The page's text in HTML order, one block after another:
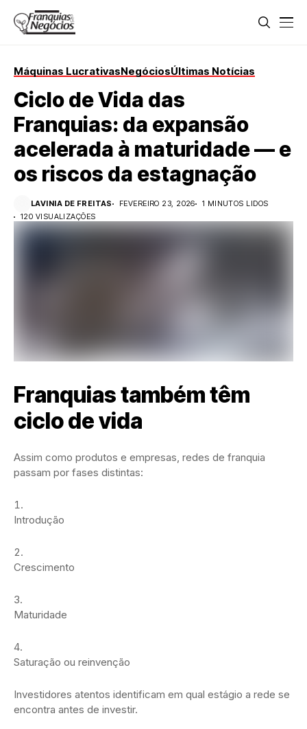
Máquinas LucrativasNegóciosÚltimas Notícias
Ciclo de Vida das
Franquias: da expansão
acelerada à maturidade — e
os riscos da estagnação
LAVINIA DE FREITAS FEVEREIRO 23, 2026
1 MINUTOS LIDOS
120 VISUALIZAÇÕES
Franquias também têm
ciclo de vida
Assim como produtos e empresas, redes de franquia
passam por fases distintas:
Introdução
Crescimento
Maturidade
Saturação ou reinvenção
Investidores atentos identificam em qual estágio a rede se
encontra antes de investir.